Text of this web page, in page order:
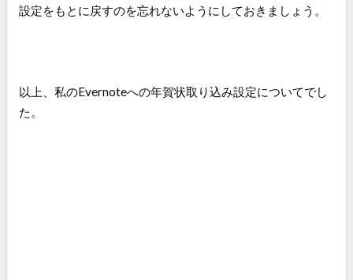
設定をもとに戻すのを忘れないようにしておきましょう。
以上、私のEvernoteへの年賀状取り込み設定についてでし
た。